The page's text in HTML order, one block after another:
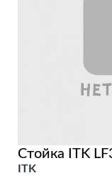
Стойка ITK
ITK